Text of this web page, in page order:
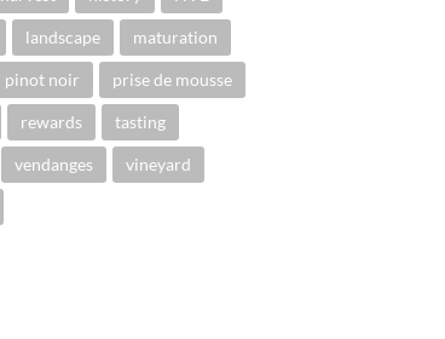
landscape maturation
pinot noir prise de mousse
rewards tasting
vendanges vineyard